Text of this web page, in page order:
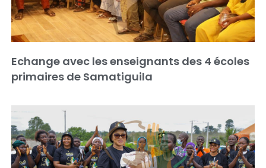
Echange avec les enseignants des 4 écoles
primaires de Samatiguila